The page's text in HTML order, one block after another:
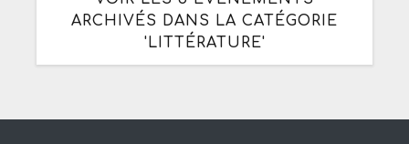
ARCHIVÉS DANS LA CATÉGORIE
'LITTÉRATURE'